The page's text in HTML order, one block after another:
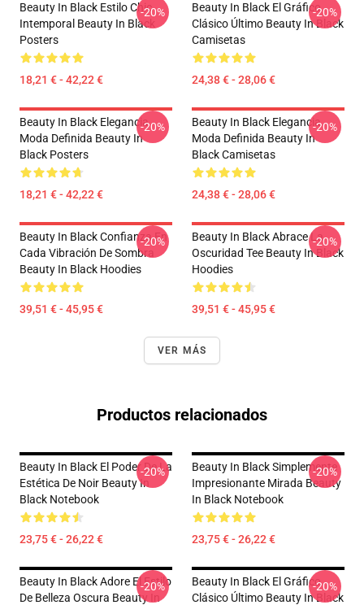
Beauty In Black Estilo Chic
Intemporal Beauty In Black
Posters
18,21 € - 42,22 €
-20%
Beauty In Black El Gráfico
Clásico Último Beauty In Black
Camisetas
24,38 € - 28,06 €
-20%
Beauty In Black Elegancia
Moda Definida Beauty In
Black Posters
18,21 € - 42,22 €
-20%
Beauty In Black Elegancia
Moda Definida Beauty In
Black Camisetas
24,38 € - 28,06 €
-20%
Beauty In Black Confianza En
Cada Vibración De Sombra
Beauty In Black Hoodies
39,51 € - 45,95 €
-20%
Beauty In Black Abrace La
Oscuridad Tee Beauty In Black
Hoodies
39,51 € - 45,95 €
-20%
VER MÁS
Productos relacionados
Beauty In Black El Poder De La
Estética De Noir Beauty In
Black Notebook
23,75 € - 26,22 €
-20%
Beauty In Black Simplemente
Impresionante Mirada Beauty
In Black Notebook
23,75 € - 26,22 €
-20%
Beauty In Black Adore El Estilo
De Belleza Oscura Beauty In
-20%
Beauty In Black El Gráfico
Clásico Último Beauty In Black
-20%